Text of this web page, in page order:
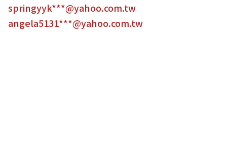
springyyk***@yahoo.com.tw
angela5131***@yahoo.com.tw